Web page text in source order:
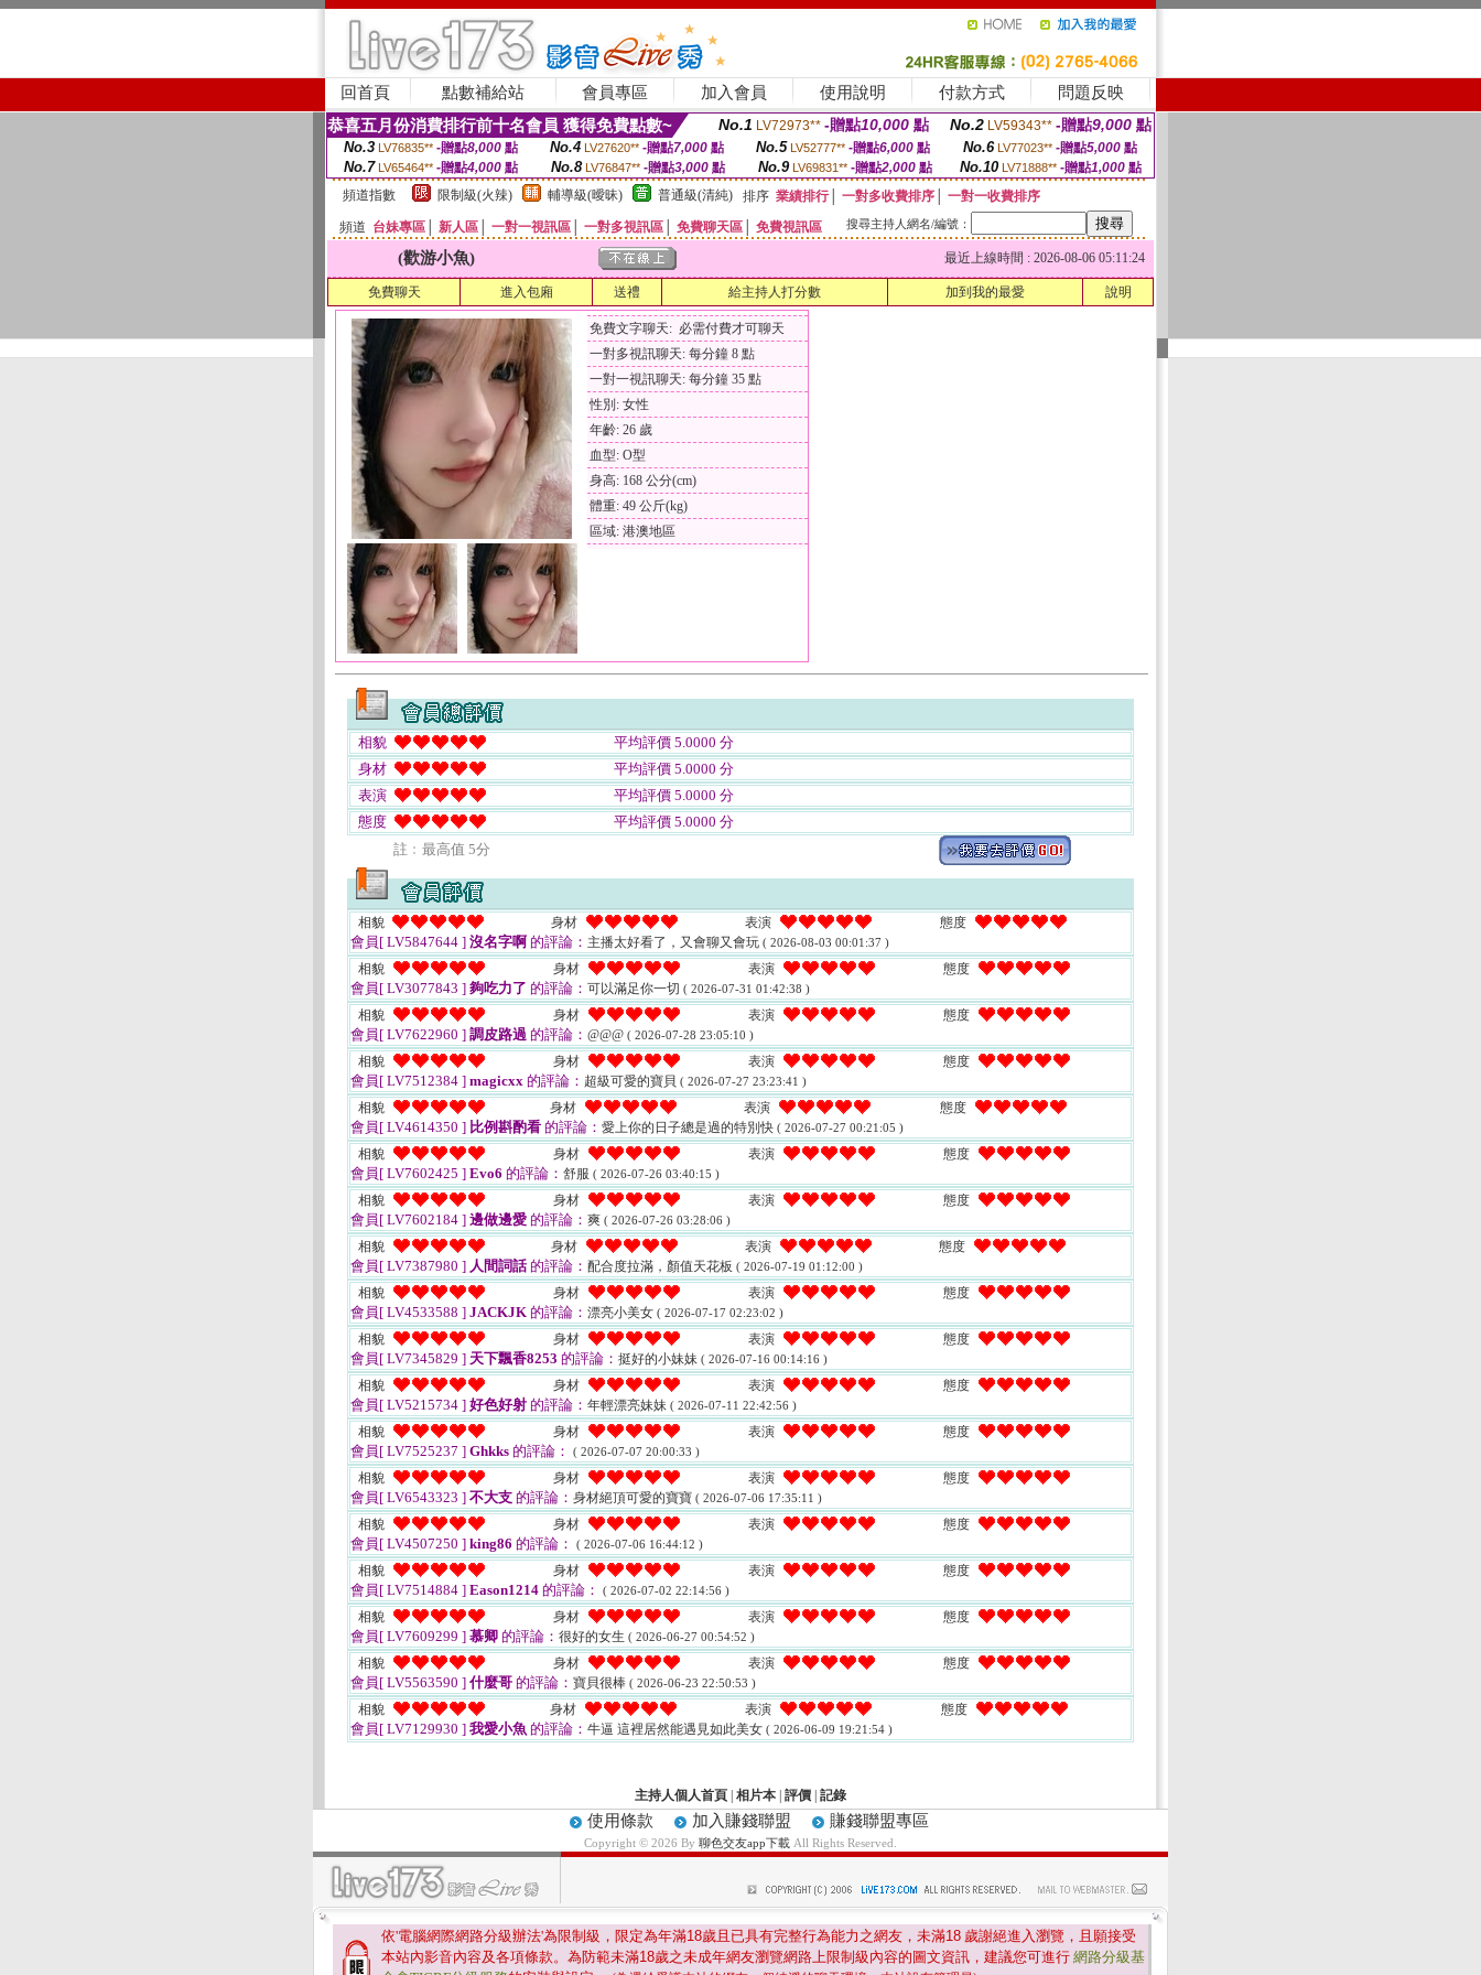
回首頁 點數補給站 會員專區 加入會員 使用說明 付款方式 問題反映
恭喜五月份消費排行前十名會員 獲得免費點數~ No.1 LV72973** -贈點10,000 點 No.2 LV59343** -贈點9,000 點
No.3 LV76835** -贈點8,000點 No.4 LV27620** -贈點7,000點 No.5 LV52777** -贈點6,000點 No.6 LV77023** -贈點5,000點
No.7 LV65464** -贈點4,000 點 No.8 LV76847** -贈點3,000 點 No.9 LV69831** -贈點2,000點 No.10 LV71888** -贈點1,000 點
頻道指數
限制級(火辣) 輔導級(曖昧) 普通級(清純) 排序 業績排行│ 一對多收費排序
一對一收費排序
頻道 台妹專區 新人區 一對一視訊區 一對多視訊區 免費聊天區 免費視訊區 搜尋主持人網名/編號：
(歡游小魚) 最近上線時間 : 2026-08-06 05:11:24
免費聊天 進入包廂 送禮 給主持人打分數 加到我的最愛 說明
免費文字聊天: 必需付費才可聊天
一對多視訊聊天: 每分鐘 8 點
一對一視訊聊天: 每分鐘 35 點
性別: 女性
年齡: 26 歲
血型: O型
身高: 168 公分(cm)
體重: 49 公斤(kg)
區域: 港澳地區
相貌
平均評價 5.0000 分
身材
平均評價 5.0000 分
表演
平均評價 5.0000 分
態度
平均評價 5.0000 分
註﹕最高值 5分
相貌 身材 表演 態度
會員[ LV5847644 ] 沒名字啊 的評論： 主播太好看了，又會聊又會玩 ( 2026-08-03 00:01:37 )
相貌 身材 表演 態度
會員[ LV3077843 ] 夠吃力了 的評論： 可以滿足你一切 ( 2026-07-31 01:42:38 )
相貌 身材 表演 態度
會員[ LV7622960 ] 調皮路過 的評論： @@@ ( 2026-07-28 23:05:10 )
相貌 身材 表演 態度
會員[ LV7512384 ] magicxx 的評論： 超級可愛的寶貝 ( 2026-07-27 23:23:41 )
相貌 身材 表演 態度
會員[ LV4614350 ] 比例斟酌看 的評論： 愛上你的日子總是過的特別快 ( 2026-07-27 00:21:05 )
相貌 身材 表演 態度
會員[ LV7602425 ] Evo6 的評論： 舒服 ( 2026-07-26 03:40:15 )
相貌 身材 表演 態度
會員[ LV7602184 ] 邊做邊愛 的評論： 爽 ( 2026-07-26 03:28:06 )
相貌 身材 表演 態度
會員[ LV7387980 ] 人間詞話的評論： 配合度拉滿，顏值天花板 ( 2026-07-19 01:12:00 )
相貌 身材 表演 態度
會員[ LV4533588 ] JACKJK 的評論： 漂亮小美女 ( 2026-07-17 02:23:02 )
相貌 身材 表演 態度
會員[ LV7345829 ] 天下飄香8253 的評論： 挺好的小妹妹 ( 2026-07-16 00:14:16 )
相貌 身材 表演 態度
會員[ LV5215734 ] 好色好射 的評論： 年輕漂亮妹妹 ( 2026-07-11 22:42:56 )
相貌 身材 表演 態度
會員[ LV7525237 ] Ghkks 的評論： ( 2026-07-07 20:00:33 )
相貌 身材 表演 態度
會員[ LV6543323 ] 不大支 的評論： 身材絕頂可愛的寶寶 ( 2026-07-06 17:35:11 )
相貌 身材 表演 態度
會員[ LV4507250 ] king86 的評論： ( 2026-07-06 16:44:12 )
相貌 身材 表演 態度
會員[ LV7514884 ] Eason1214 的評論： ( 2026-07-02 22:14:56 )
相貌 身材 表演 態度
會員[ LV7609299 ] 慕卿 的評論： 很好的女生 ( 2026-06-27 00:54:52 )
相貌 身材 表演 態度
會員[ LV5563590 ] 什麼哥 的評論： 寶貝很棒 ( 2026-06-23 22:50:53 )
相貌 身材 表演 態度
會員[ LV7129930 ] 我愛小魚 的評論： 牛逼 這裡居然能遇見如此美女 ( 2026-06-09 19:21:54 )
主持人個人首頁 相片本 評價 記錄
使用條款 加入賺錢聯盟 賺錢聯盟專區
Copyright © 2026 By 聊色交友app下載 All Rights Reserved.
依'電腦網際網路分級辦法'為限制級，限定為年滿18歲且已具有完整行為能力之網友，未滿18 歲謝絕進入瀏覽，且願接受
本站內影音內容及各項條款。為防範未滿18歲之未成年網友瀏覽網路上限制級內容的圖文資訊，建議您可進行 網路分級基